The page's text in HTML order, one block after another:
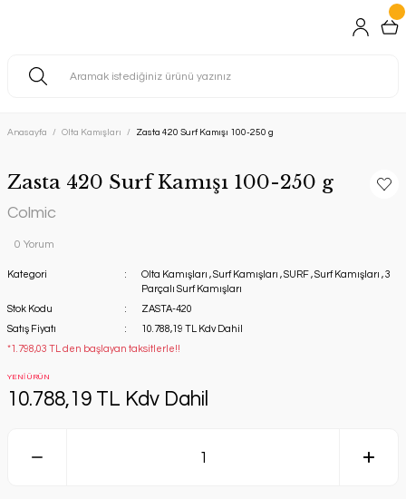
Anasayfa Olta Kamışları Zasta 420 Surf Kamışı 100-250 g
Zasta 420 Surf Kamışı 100-250 g
Colmic
0 Yorum
Kategori Olta Kamışları ,Surf Kamışları ,SURF ,Surf Kamışları ,3
Parçalı Surf Kamışları
Stok Kodu
ZASTA-420
Satış Fiyatı
10.788,19 TL Kdv Dahil
*1.798,03 TL den başlayan taksitlerle!!
YENİ ÜRÜN
10.788,19 TL Kdv Dahil